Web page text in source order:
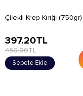
Çilekli Krep Kırığı (750gr)
397.20TL
450.00TL
Sepete Ekle